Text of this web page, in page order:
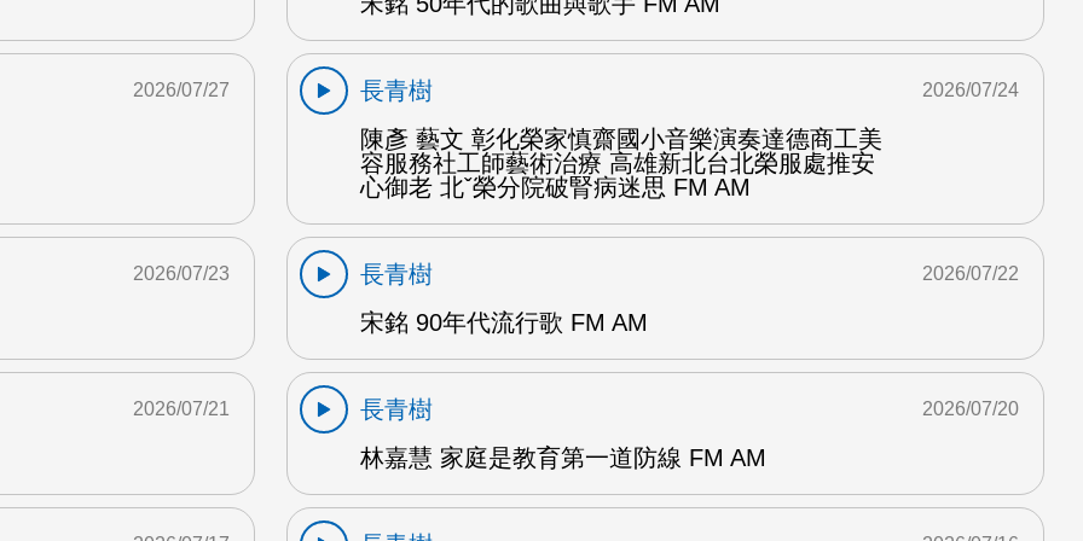
2026/07/27
長青樹
陳彥 藝文 彰化榮家慎齋國小音樂演奏達德商工美
容服務社工師藝術治療 高雄新北台北榮服處推安
心御老 北ˇ榮分院破腎病迷思 FM AM
2026/07/24
2026/07/23
長青樹
宋銘 90年代流行歌 FM AM
2026/07/22
2026/07/21
長青樹
林嘉慧 家庭是教育第一道防線 FM AM
2026/07/20